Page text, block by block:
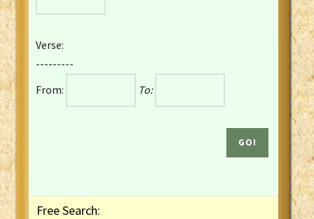
French Darby Bible
French Louis Segond Bible
Gaelic (Manx) Selections
Gaelic (Scottish) Mark
Verse:
---------
From:
To:
Free Search: